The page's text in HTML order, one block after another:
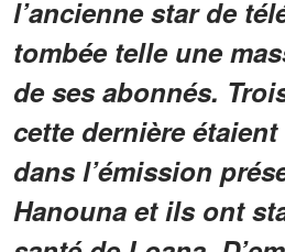
l’ancienne star de
tombée telle une
de ses abonnés.
cette dernière
dans l’émission
Hanouna et ils ont